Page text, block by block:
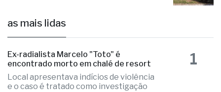
as mais lidas
Ex-radialista Marcelo "Toto" é
encontrado morto em chalé de resort
Local apresentava indícios de violência
e o caso é tratado como investigação
1